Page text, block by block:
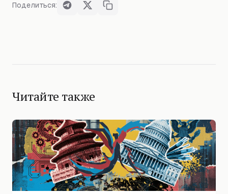
Поделиться:
Читайте также